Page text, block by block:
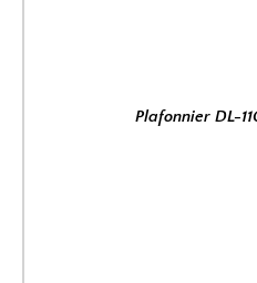
Plafonnier DL-